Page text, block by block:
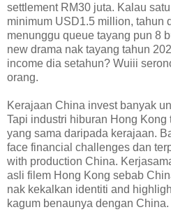
settlement RM30 juta. Kalau
minimum USD1.5 million, tahun
menunggu queue tayang pun 8
new drama nak tayang tahun
income dia setahun? Wuiii
orang.
Kerajaan China invest banyak
Tapi industri hiburan Hong Kong
yang sama daripada kerajaan.
face financial challenges dan
with production China.
asli filem Hong Kong sebab
nak kekalkan identiti and
kagum benaunya dengan